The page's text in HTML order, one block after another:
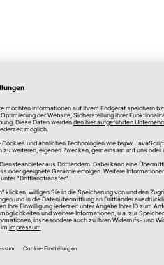
in Euro, inkl. gesetzlicher